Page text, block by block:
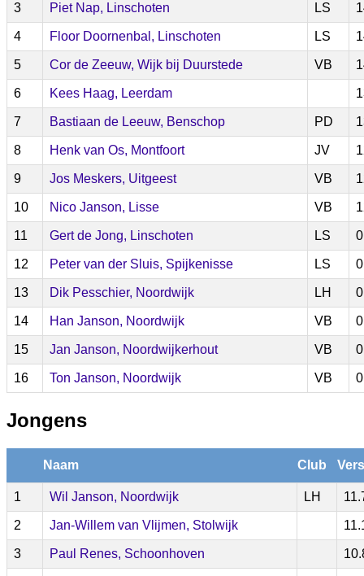
3 Piet Nap, Linschoten LS
4 Floor Doornenbal, Linschoten LS
5 Cor de Zeeuw, Wijk bij Duurstede VB
6 Kees Haag, Leerdam
7 Bastiaan de Leeuw, Benschop PD
8 Henk van Os, Montfoort JV
9 Jos Meskers, Uitgeest VB
10 Nico Janson, Lisse VB
11 Gert de Jong, Linschoten LS
12 Peter van der Sluis, Spijkenisse LS
13 Dik Pesschier, Noordwijk LH
14 Han Janson, Noordwijk VB
15 Jan Janson, Noordwijkerhout VB
16 Ton Janson, Noordwijk VB
Jongens
Naam Club
1 Wil Janson, Noordwijk LH
2 Jan-Willem van Vlijmen, Stolwijk
3 Paul Renes, Schoonhoven